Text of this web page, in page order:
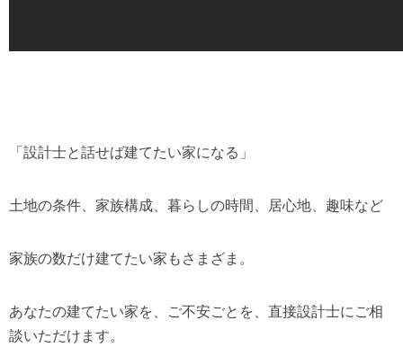
「設計士と話せば建てたい家になる」
土地の条件、家族構成、暮らしの時間、居心地、趣味など
家族の数だけ建てたい家もさまざま。
あなたの建てたい家を、ご不安ごとを、直接設計士にご相
談いただけます。